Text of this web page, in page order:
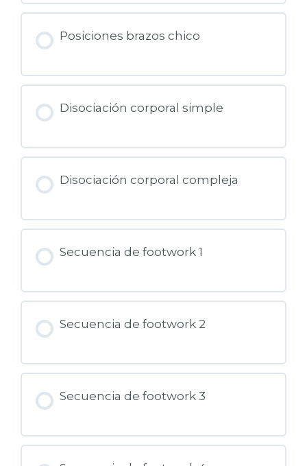
Posiciones brazos chico
Disociación corporal simple
Disociación corporal compleja
Secuencia de footwork 1
Secuencia de footwork 2
Secuencia de footwork 3